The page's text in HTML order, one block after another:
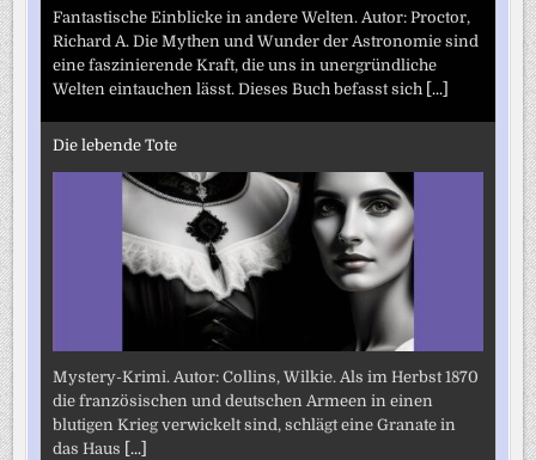
Fantastische Einblicke in andere Welten. Autor: Proctor,
Richard A. Die Mythen und Wunder der Astronomie sind
eine faszinierende Kraft, die uns in unergründliche
Welten eintauchen lässt. Dieses Buch befasst sich [...]
Die lebende Tote
Mystery-Krimi. Autor: Collins, Wilkie. Als im Herbst 1870
die französischen und deutschen Armeen in einen
blutigen Krieg verwickelt sind, schlägt eine Granate in
das Haus [...]